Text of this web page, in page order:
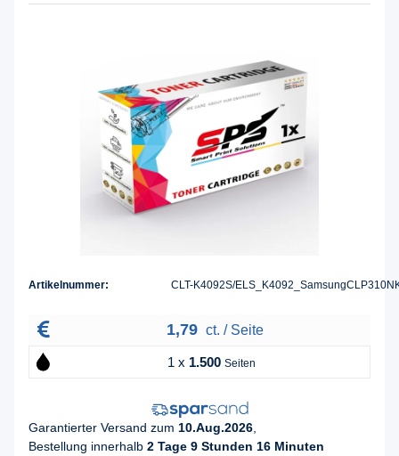
Artikelnummer: CLT-K4092S/
1,79 ct. / Seite
1 x 1.500 Seiten
Garantierter Versand zum 10.Aug.2026
Bestellung innerhalb 2 Tage 9 Stunden 16 Minuten